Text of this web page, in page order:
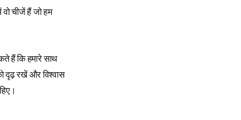
वो चीजें हैं जो हम
हैं कि हमारे साथ
दृढ़ रखें और विश्वास